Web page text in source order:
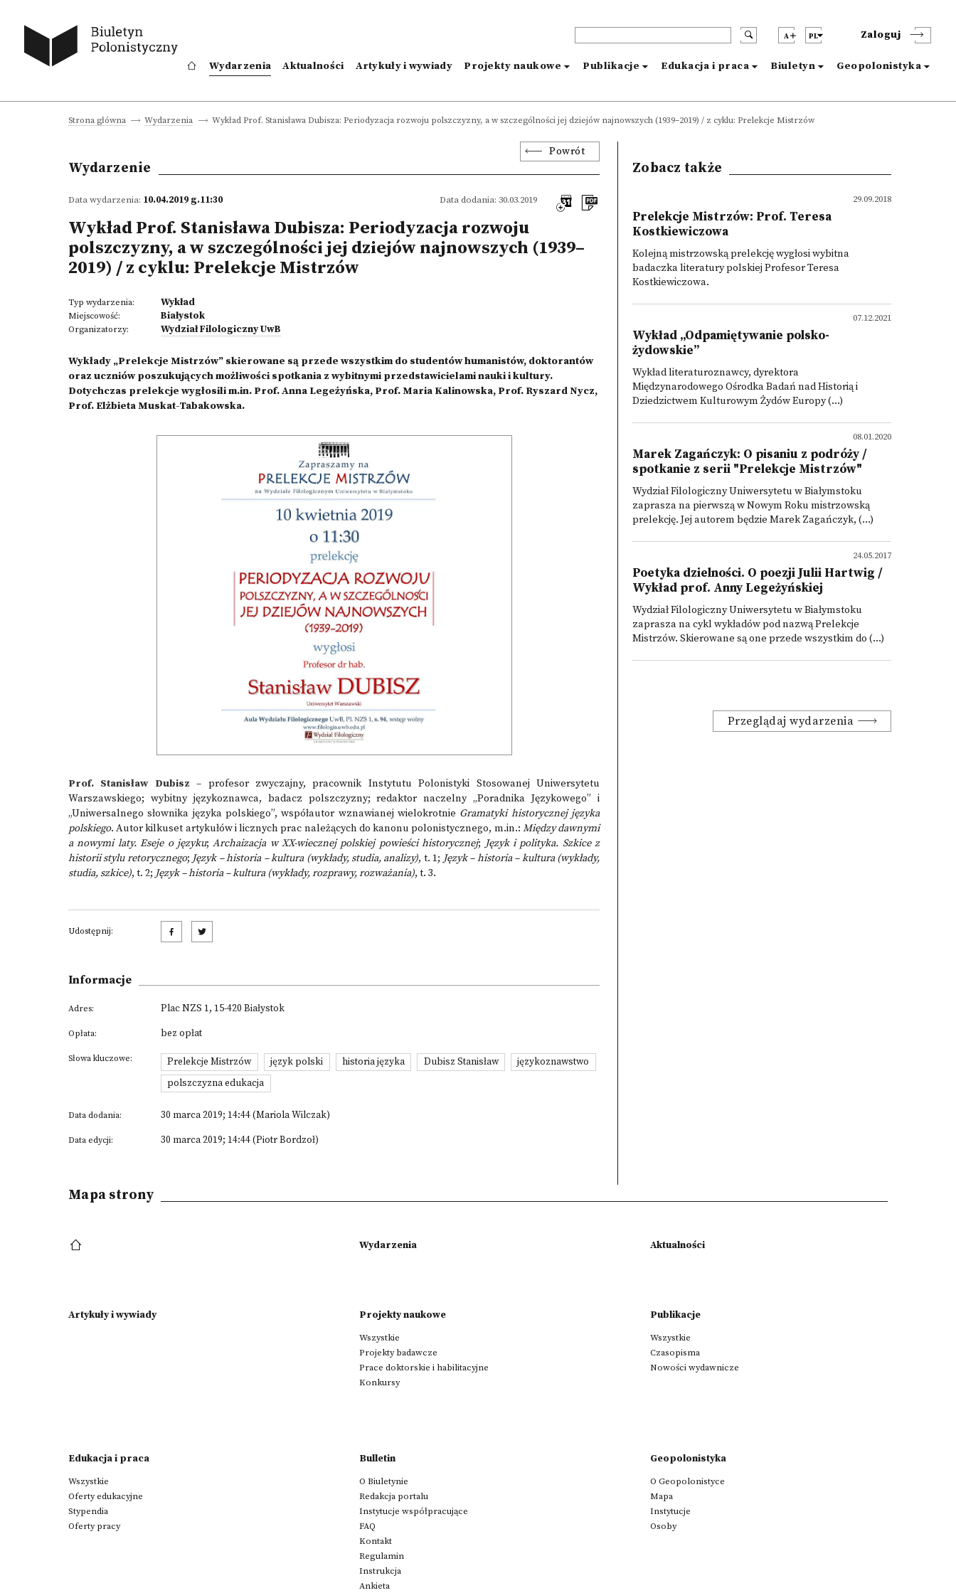
A PL Zaloguj
Wydarzenia Aktualności Artykuły i wywiady Projekty naukowe Publikacje Edukacja i praca Biuletyn Geopolonistyka
Strona główna Wydarzenia Wykład Prof. Stanisława Dubisza: Periodyzacja rozwoju polszczyzny, a w szczególności jej dziejów najnowszych (1939–2019) / z cyklu: Prelekcje Mistrzów
Powrót
Wydarzenie
Data wydarzenia: 10.04.2019 g.11:30 Data dodania: 30.03.2019
Wykład Prof. Stanisława Dubisza: Periodyzacja rozwoju
polszczyzny, a w szczególności jej dziejów najnowszych (1939–
2019) / z cyklu: Prelekcje Mistrzów
Typ wydarzenia: Wykład
Miejscowość: Białystok
Organizatorzy: Wydział Filologiczny UwB
Wykłady „Prelekcje Mistrzów” skierowane są przede wszystkim do studentów humanistów, doktorantów
oraz uczniów poszukujących możliwości spotkania z wybitnymi przedstawicielami nauki i kultury.
Dotychczas prelekcje wygłosili m.in. Prof. Anna Legeżyńska, Prof. Maria Kalinowska, Prof. Ryszard Nycz,
Prof. Elżbieta Muskat-Tabakowska.
Prof. Stanisław Dubisz– profesor zwyczajny, pracownik Instytutu Polonistyki Stosowanej Uniwersytetu
Warszawskiego; wybitny językoznawca, badacz polszczyzny; redaktor naczelny „Poradnika Językowego” i
„Uniwersalnego słownika języka polskiego”, współautor wznawianej wielokrotnie Gramatyki historycznej języka
polskiego. Autor kilkuset artykułów i licznych prac należących do kanonu polonistycznego, m.in.: Między dawnymi
a nowymi laty. Eseje o języku;Archaizacja w XX-wiecznej polskiej powieści historycznej; Język i polityka. Szkice z
historii stylu retorycznego; Język – historia – kultura (wykłady, studia, analizy), t. 1; Język – historia – kultura (wykłady,
studia, szkice), t. 2; Język – historia – kultura (wykłady, rozprawy, rozważania), t. 3.
Udostępnij:
Informacje
Adres: Plac NZS 1, 15-420 Białystok
Opłata: bez opłat
Słowa kluczowe: Prelekcje Mistrzów język polski historia języka Dubisz Stanisław
językoznawstwo
polszczyzna edukacja
Data dodania: 30 marca 2019; 14:44 (Mariola Wilczak)
Data edycji: 30 marca 2019; 14:44 (Piotr Bordzoł)
Zobacz także
29.09.2018
Prelekcje Mistrzów: Prof. Teresa
Kostkiewiczowa
Kolejną mistrzowską prelekcję wygłosi wybitna
badaczka literatury polskiej Profesor Teresa
Kostkiewiczowa.
07.12.2021
Wykład „Odpamiętywanie polsko-
żydowskie”
Wykład literaturoznawcy, dyrektora
Międzynarodowego Ośrodka Badań nad Historią i
Dziedzictwem Kulturowym Żydów Europy (...)
08.01.2020
Marek Zagańczyk: O pisaniu z podróży /
spotkanie z serii "Prelekcje Mistrzów"
Wydział Filologiczny Uniwersytetu w Białymstoku
zaprasza na pierwszą w Nowym Roku mistrzowską
prelekcję. Jej autorem będzie Marek Zagańczyk, (...)
24.05.2017
Poetyka dzielności. O poezji Julii Hartwig /
Wykład prof. Anny Legeżyńskiej
Wydział Filologiczny Uniwersytetu w Białymstoku
zaprasza na cykl wykładów pod nazwą Prelekcje
Mistrzów. Skierowane są one przede wszystkim do (...)
Przeglądaj wydarzenia
Mapa strony
Wydarzenia Aktualności
Artykuły i wywiady Projekty naukowe
Wszystkie
Projekty badawcze
Prace doktorskie i habilitacyjne
Konkursy
Publikacje
Wszystkie
Czasopisma
Nowości wydawnicze
Edukacja i praca
Wszystkie
Oferty edukacyjne
Stypendia
Oferty pracy
Bulletin
O Biuletynie
Redakcja portalu
Instytucje współpracujące
FAQ
Kontakt
Regulamin
Instrukcja
Ankieta
Geopolonistyka
O Geopolonistyce
Mapa
Instytucje
Osoby